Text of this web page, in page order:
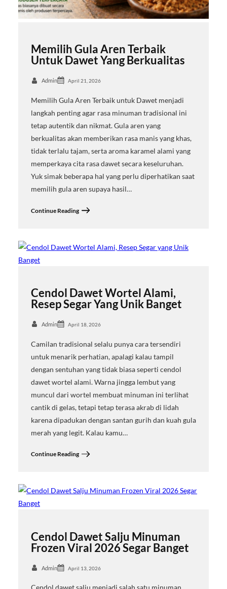
Memilih Gula Aren Terbaik
Untuk Dawet Yang Berkualitas
Admin April 21, 2026
Memilih Gula Aren Terbaik untuk Dawet menjadi
langkah penting agar rasa minuman tradisional ini
tetap autentik dan nikmat. Gula aren yang
berkualitas akan memberikan rasa manis yang khas,
tidak terlalu tajam, serta aroma karamel alami yang
memperkaya cita rasa dawet secara keseluruhan.
Yuk simak beberapa hal yang perlu diperhatikan saat
memilih gula aren supaya hasil…
Continue Reading
Cendol Dawet Wortel Alami,
Resep Segar Yang Unik Banget
Admin April 18, 2026
Camilan tradisional selalu punya cara tersendiri
untuk menarik perhatian, apalagi kalau tampil
dengan sentuhan yang tidak biasa seperti cendol
dawet wortel alami. Warna jingga lembut yang
muncul dari wortel membuat minuman ini terlihat
cantik di gelas, tetapi tetap terasa akrab di lidah
karena dipadukan dengan santan gurih dan kuah gula
merah yang legit. Kalau kamu…
Continue Reading
Cendol Dawet Salju Minuman
Frozen Viral 2026 Segar Banget
Admin April 13, 2026